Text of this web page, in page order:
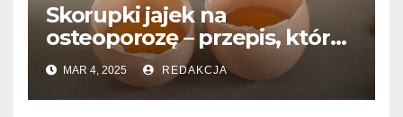
Skorupki jajek na
osteoporozę – przepis, który
warto znać!
MAR 4, 2025 REDAKCJA